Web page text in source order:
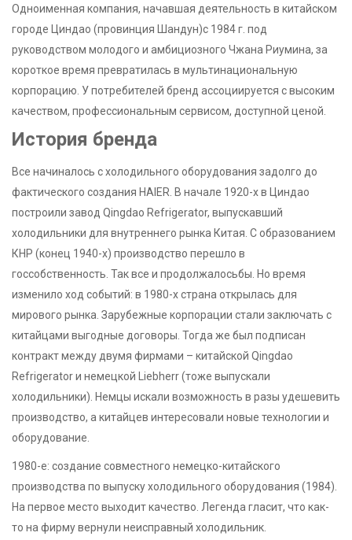
Одноименная компания, начавшая деятельность в китайском
городе Циндао (провинция Шандун)с 1984 г. под
руководством молодого и амбициозного Чжана Риумина, за
короткое время превратилась в мультинациональную
корпорацию. У потребителей бренд ассоциируется с высоким
качеством, профессиональным сервисом, доступной ценой.
История бренда
Все начиналось с холодильного оборудования задолго до
фактического создания HAIER. В начале 1920-х в Циндао
построили завод Qingdao Refrigerator, выпускавший
холодильники для внутреннего рынка Китая. С образованием
КНР (конец 1940-х) производство перешло в
госсобственность. Так все и продолжалосьбы. Но время
изменило ход событий: в 1980-х страна открылась для
мирового рынка. Зарубежные корпорации стали заключать с
китайцами выгодные договоры. Тогда же был подписан
контракт между двумя фирмами – китайской Qingdao
Refrigerator и немецкой Liebherr (тоже выпускали
холодильники). Немцы искали возможность в разы удешевить
производство, а китайцев интересовали новые технологии и
оборудование.
1980-е: создание совместного немецко-китайского
производства по выпуску холодильного оборудования (1984).
На первое место выходит качество. Легенда гласит, что как-
то на фирму вернули неисправный холодильник.